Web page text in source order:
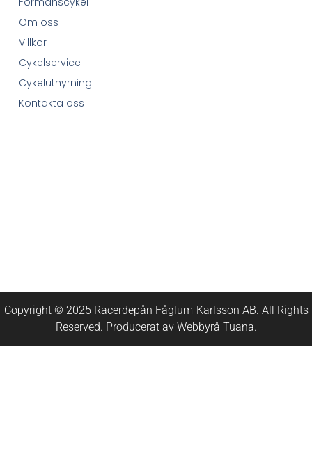
Om oss
Villkor
Cykelservice
Cykeluthyrning
Kontakta oss
Copyright © 2025 Racerdepån Fåglum-Karlsson AB. All Rights
Reserved. Producerat av Webbyrå Tuana.​